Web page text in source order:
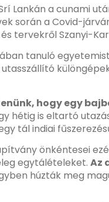
a cunami
során a Covid-
tervekről Szanyi-
tanuló
hogy egy
hétig is eltartó
tál indiai
önkéntesei
egytálételeket. Az
húzták meg